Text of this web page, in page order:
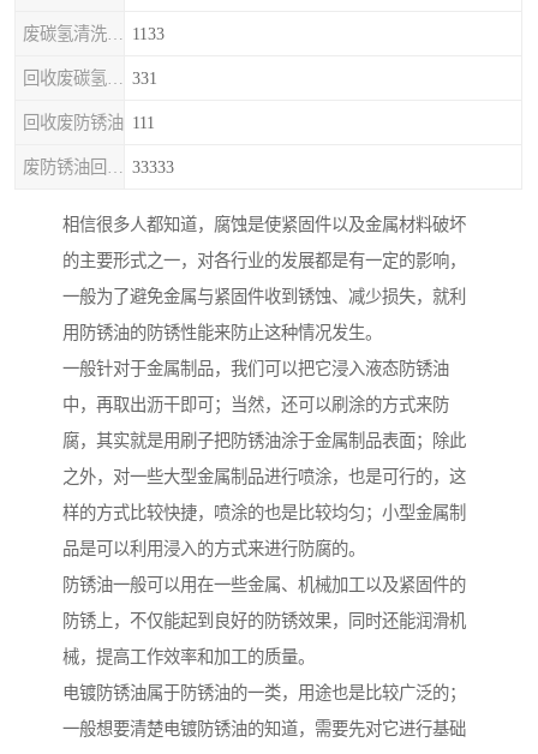
1133
331
回收废防锈油 111
33333
相信很多人都知道，腐蚀是使紧固件以及金属材料破坏
的主要形式之一，对各行业的发展都是有一定的影响，
一般为了避免金属与紧固件收到锈蚀、减少损失，就利
用防锈油的防锈性能来防止这种情况发生。
一般针对于金属制品，我们可以把它浸入液态防锈油
中，再取出沥干即可；当然，还可以刷涂的方式来防
腐，其实就是用刷子把防锈油涂于金属制品表面；除此
之外，对一些大型金属制品进行喷涂，也是可行的，这
样的方式比较快捷，喷涂的也是比较均匀；小型金属制
品是可以利用浸入的方式来进行防腐的。
防锈油一般可以用在一些金属、机械加工以及紧固件的
防锈上，不仅能起到良好的防锈效果，同时还能润滑机
械，提高工作效率和加工的质量。
电镀防锈油属于防锈油的一类，用途也是比较广泛的；
一般想要清楚电镀防锈油的知道，需要先对它进行基础